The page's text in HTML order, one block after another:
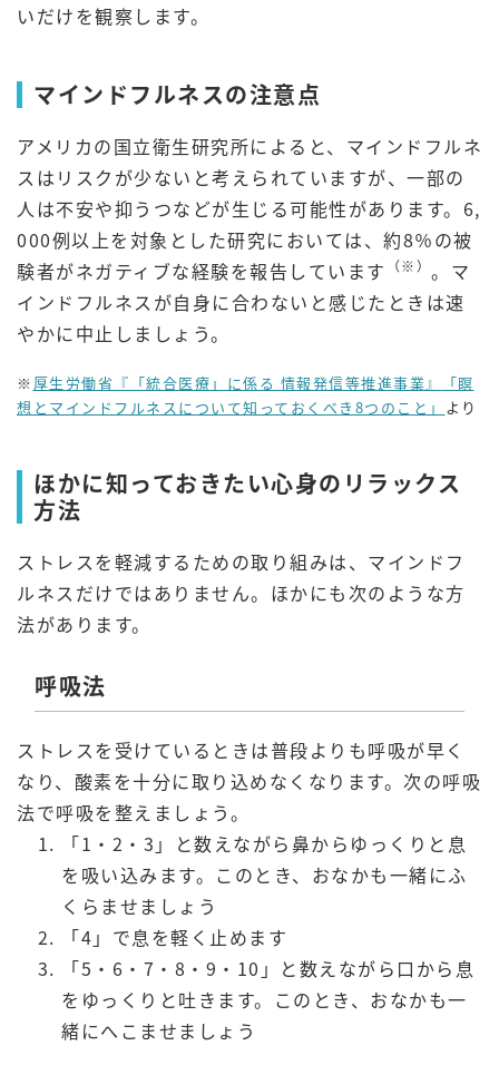
いだけを観察します。
マインドフルネスの注意点
アメリカの国立衛生研究所によると、マインドフルネ
スはリスクが少ないと考えられていますが、一部の
人は不安や抑うつなどが生じる可能性があります。6,
000例以上を対象とした研究においては、約8％の被
験者がネガティブな経験を報告しています
（※） 。マ
インドフルネスが自身に合わないと感じたときは速
やかに中止しましょう。
※ 厚生労働省『「統合医療」に係る 情報発信等推進事業』
「瞑
想とマインドフルネスについて知っておくべき8つのこと」 より
ほかに知っておきたい心身のリラックス
方法
ストレスを軽減するための取り組みは、マインドフ
ルネスだけではありません。ほかにも次のような方
法があります。
呼吸法
ストレスを受けているときは普段よりも呼吸が早く
なり、酸素を十分に取り込めなくなります。次の呼吸
法で呼吸を整えましょう。
「1・2・3」と数えながら鼻からゆっくりと息
を吸い込みます。このとき、おなかも一緒にふ
くらませましょう
「4」で息を軽く止めます
「5・6・7・8・9・10」と数えながら口から息
をゆっくりと吐きます。このとき、おなかも一
緒にへこませましょう